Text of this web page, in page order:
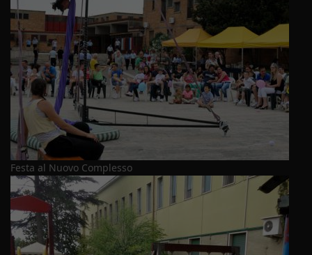
Festa al Nuovo Complesso